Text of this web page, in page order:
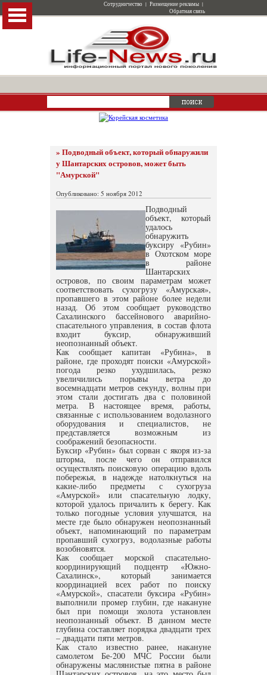
Сотрудничество | Размещение рекламы |
Обратная связь
» Подводный объект, который обнаружили
у Шантарских островов, может быть
"Амурской"
Опубликовано: 5 ноября 2012
Подводный
объект, который
удалось
обнаружить
буксиру «Рубин»
в Охотском море
в районе
Шантарских
островов, по своим параметрам может
соответствовать сухогрузу «Амурская»,
пропавшего в этом районе более недели
назад. Об этом сообщает руководство
Сахалинского бассейнового аварийно-
спасательного управления, в состав флота
входит буксир, обнаруживший
неопознанный объект.
Как сообщает капитан «Рубина», в
районе, где проходят поиски «Амурской»
погода резко ухудшилась, резко
увеличились порывы ветра до
восемнадцати метров секунду, волны при
этом стали достигать два с половиной
метра. В настоящее время, работы,
связанные с использованием водолазного
оборудования и специалистов, не
представляется возможным из
соображений безопасности.
Буксир «Рубин» был сорван с якоря из-за
шторма, после чего он отправился
осуществлять поисковую операцию вдоль
побережья, в надежде натолкнуться на
какие-либо предметы с сухогруза
«Амурской» или спасательную лодку,
которой удалось причалить к берегу. Как
только погодные условия улучшатся, на
месте где было обнаружен неопознанный
объект, напоминающий по параметрам
пропавший сухогруз, водолазные работы
возобновятся.
Как сообщает морской спасательно-
координирующий подцентр «Южно-
Сахалинск», который занимается
координацией всех работ по поиску
«Амурской», спасатели буксира «Рубин»
выполнили промер глубин, где накануне
был при помощи эхолота установлен
неопознанный объект. В данном месте
глубина составляет порядка двадцати трех
– двадцати пяти метров.
Как стало известно ранее, накануне
самолетом Бе-200 МЧС России были
обнаружены маслянистые пятна в районе